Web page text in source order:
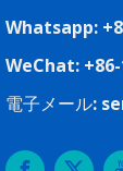
Whatsapp:
WeChat:
電子メール: